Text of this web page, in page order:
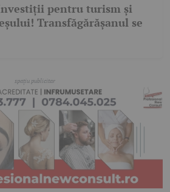
pentru turism și
Transfăgărășanul se